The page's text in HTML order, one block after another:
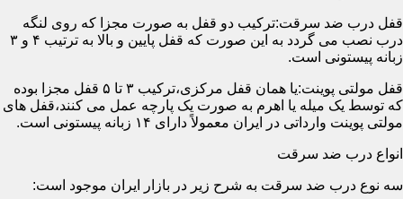
قفل درب ضد سرقت:ترکیب دو قفل به صورت مجزا که روی لنگه
درب نصب می گردد به این صورت که قفل پایین و بالا به ترتیب ۴ و ۳
زبانه پیستونی است.
قفل مولتی پوینت:یا همان قفل مرکزی،ترکیب ۳ تا ۵ قفل مجزا بوده
که توسط یک میله یا اهرم به صورت یک پارچه عمل می کنند،قفل های
مولتی پوینت وارداتی در ایران معمولاً دارای ۱۴ زبانه پیستونی است.
انواع درب ضد سرقت
سه نوع درب ضد سرقت به شرح زیر در بازار ایران موجود است: